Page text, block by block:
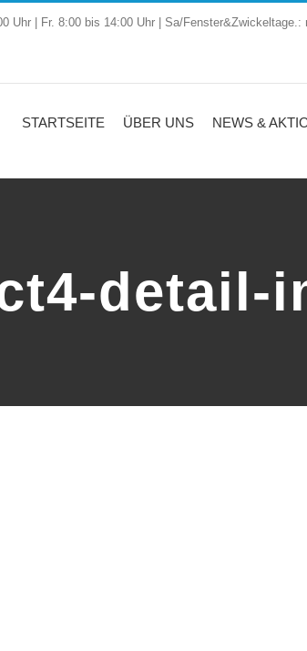
Uhr | Fr. 8:00 bis 14:00 Uhr | Sa/
STARTSEITE ÜBER UNS NEWS &
detail-